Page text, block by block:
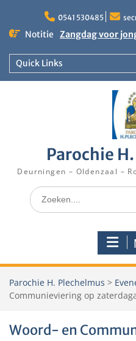
content
0541 530485
Notitie
Zangdag voor
Denekamp
Uitnodiging
Quick Links
Parochie
Deurningen – Oldenzaal –
Search
for:
Parochie H. Plechelmus >
Communieviering op
Woord- en